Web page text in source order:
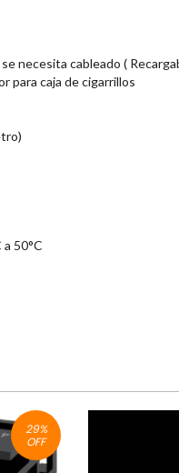
necesita cableado (
para caja de cigarrillos
50°C
29%
OFF